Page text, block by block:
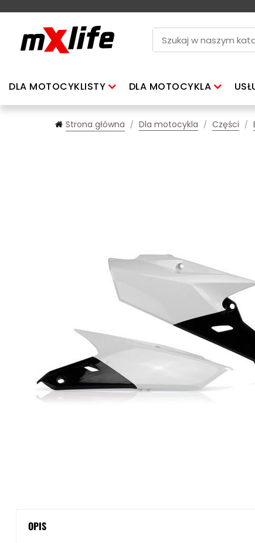
DLA MOTOCYKLISTY DLA MOTOCYKLA
Strona główna Dla motocykla Części
OPIS